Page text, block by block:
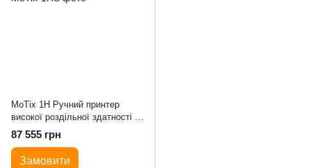
MoTix 1H Ручний принтер
високої роздільної здатності (зі
сканером штрих-кодів)
87 555 грн
Замовити